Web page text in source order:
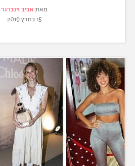
מאת אביב וינברגר
15 במרץ 2019